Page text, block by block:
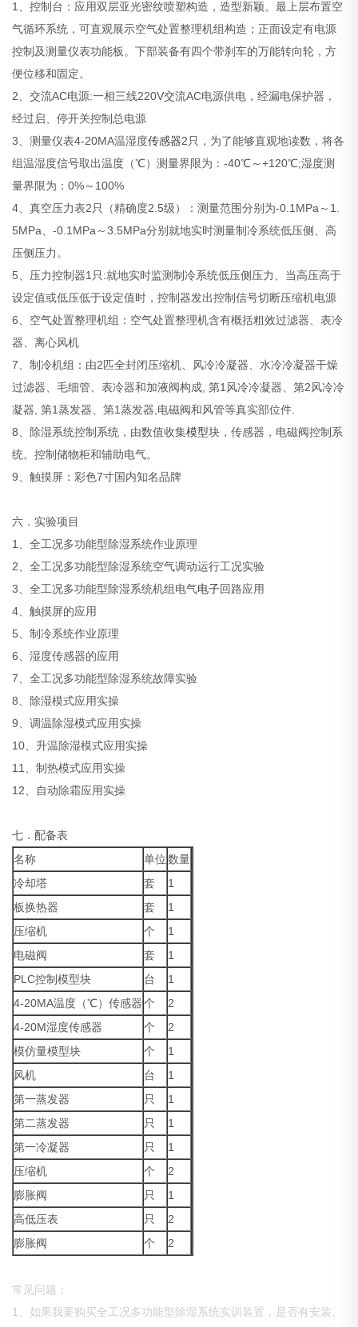
1、控制台：应用双层亚光密纹喷塑构造，造型新颖。最上层布置空
气循环系统，可直观展示空气处置整理机组构造；正面设定有电源
控制及测量仪表功能板。下部装备有四个带刹车的万能转向轮，方
便位移和固定。
2、交流AC电源:一相三线220V交流AC电源供电，经漏电保护器，
经过启、停开关控制总电源
3、测量仪表4-20MA温湿度传感器2只，为了能够直观地读数，将各
组温湿度信号取出温度（℃）测量界限为：-40℃～+120℃;湿度测
量界限为：0%～100%
4、真空压力表2只（精确度2.5级）：测量范围分别为-0.1MPa～1.
5MPa、-0.1MPa～3.5MPa分别就地实时测量制冷系统低压侧、高
压侧压力。
5、压力控制器1只:就地实时监测制冷系统低压侧压力、当高压高于
设定值或低压低于设定值时，控制器发出控制信号切断压缩机电源
6、空气处置整理机组：空气处置整理机含有概括粗效过滤器、表冷
器、离心风机
7、制冷机组：由2匹全封闭压缩机、风冷冷凝器、水冷冷凝器干燥
过滤器、毛细管、表冷器和加液阀构成, 第1风冷冷凝器、第2风冷冷
凝器, 第1蒸发器、第1蒸发器,电磁阀和风管等真实部位件.
8、除湿系统控制系统，由数值收集模型块，传感器，电磁阀控制系
统。控制储物柜和辅助电气。
9、触摸屏：彩色7寸国内知名品牌
六．实验项目
1、全工况多功能型除湿系统作业原理
2、全工况多功能型除湿系统空气调动运行工况实验
3、全工况多功能型除湿系统机组电气电子回路应用
4、触摸屏的应用
5、制冷系统作业原理
6、湿度传感器的应用
7、全工况多功能型除湿系统故障实验
8、除湿模式应用实操
9、调温除湿模式应用实操
10、升温除湿模式应用实操
11、制热模式应用实操
12、自动除霜应用实操
七．配备表
名称
单位 数量
冷却塔
套
1
板换热器
套
1
压缩机
个
1
电磁阀
套
1
PLC控制模型块
台
1
4-20MA温度（℃）传感器 个
2
4-20M湿度传感器
个
2
模仿量模型块
个
1
风机
台
1
第一蒸发器
只
1
第二蒸发器
只
1
第一冷凝器
只
1
压缩机
个
2
膨胀阀
只
1
高低压表
只
2
膨胀阀
个 2
常见问题：
1、如果我要购买全工况多功能型除湿系统实训装置，是否有安装、